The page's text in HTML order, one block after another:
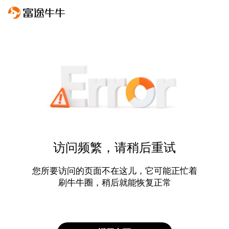
访问频繁，请稍后重试
您所要访问的页面不在这儿，它可能正忙着
刷牛牛圈，稍后就能恢复正常